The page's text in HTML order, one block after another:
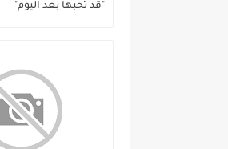
"قد تحبها بعد اليوم"